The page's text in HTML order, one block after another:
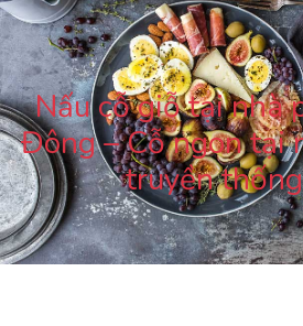
Nấu cỗ giỗ tại nhà
Đông – Cỗ ngon tại
truyền